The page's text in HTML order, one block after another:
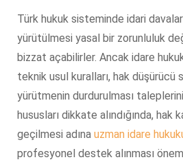
Türk hukuk sisteminde idari
yürütülmesi yasal bir zorunluluk
bizzat açabilirler. Ancak idare
teknik usul kuralları, hak düşürücü
yürütmenin durdurulması
hususları dikkate alındığında, hak
geçilmesi adına uzman idare
profesyonel destek alınması